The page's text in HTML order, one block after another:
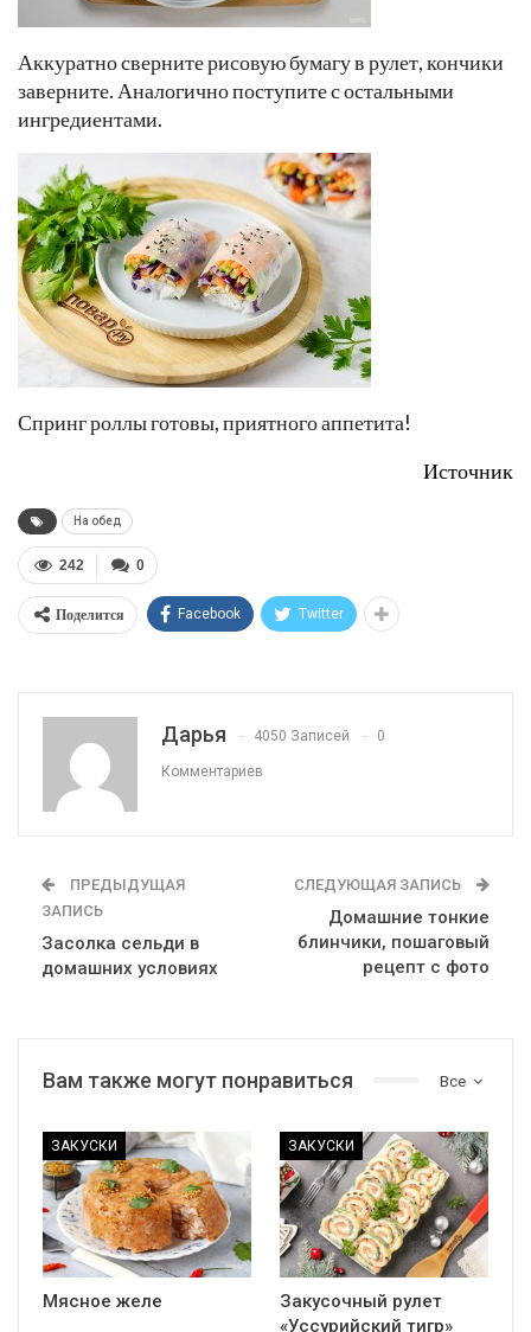
Аккуратно сверните рисовую бумагу в рулет, кончики
заверните. Аналогично поступите с остальными
ингредиентами.
Спринг роллы готовы, приятного аппетита!
Источник
На обед
0
242
Поделится Facebook Twitter
Дарья 4050 Записей 0
Комментариев
ПРЕДЫДУЩАЯ
ЗАПИСЬ
Засолка сельди в
домашних условиях
СЛЕДУЮЩАЯ ЗАПИСЬ
Домашние тонкие
блинчики, пошаговый
рецепт с фото
Все
Вам также могут понравиться
ЗАКУСКИ
Мясное желе
ЗАКУСКИ
Закусочный рулет
«Уссурийский тигр»